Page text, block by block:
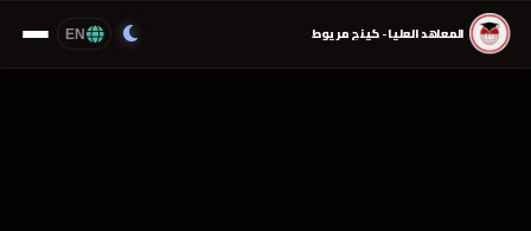
المعاهد العليا - كينج مريوط EN